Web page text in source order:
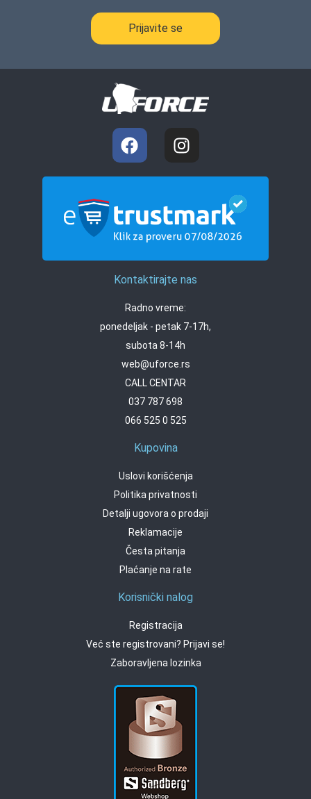
Prijavite se
Kontaktirajte nas
Radno vreme:
ponedeljak - petak 7-17h,
subota 8-14h
web@uforce.rs
CALL CENTAR
037 787 698
066 525 0 525
Kupovina
Uslovi korišćenja
Politika privatnosti
Detalji ugovora o prodaji
Reklamacije
Česta pitanja
Plaćanje na rate
Korisnički nalog
Registracija
Već ste registrovani? Prijavi se!
Zaboravljena lozinka